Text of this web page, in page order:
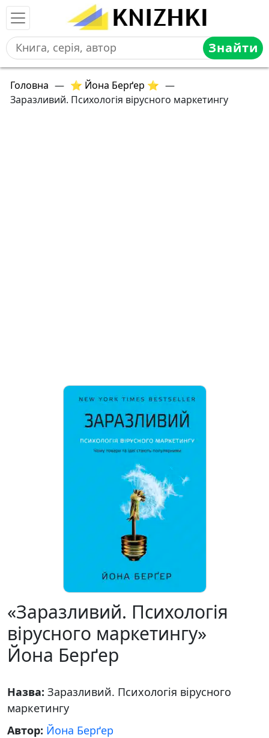
Знайти
Головна — ⭐ Йона Берґер ⭐ —
Заразливий. Психологія вірусного маркетингу
«Заразливий. Психологія
вірусного маркетингу»
Йона Берґер
Назва: Заразливий. Психологія вірусного
маркетингу
Автор: Йона Берґер